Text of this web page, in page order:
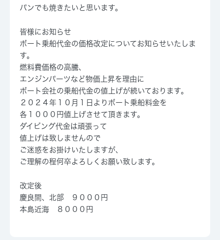
パンでも焼きたいと思います。
皆様にお知らせ
ボート乗船代金の価格改定についてお知らせいたしま
す。
燃料費価格の高騰、
エンジンパーツなど物価上昇を理由に
ボート会社の乗船代金の値上げが続いております。
２０２４年１０月１日よりボート乗船料金を
各１０００円値上げさせて頂きます。
ダイビング代金は頑張って
値上げは致しませんので
ご迷惑をお掛けいたしますが、
ご理解の程何卒よろしくお願い致します。
改定後
慶良間、北部 ９０００円
本島近海 ８０００円